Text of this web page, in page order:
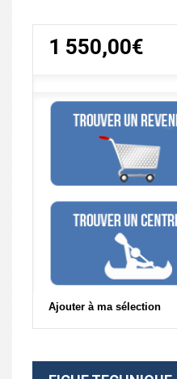
1 550,00€
Ajouter à ma sélection